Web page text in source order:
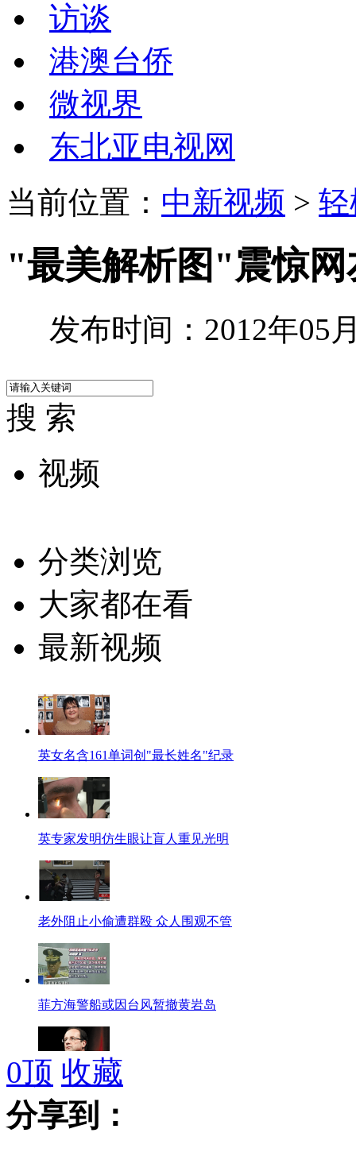
访谈
港澳台侨
微视界
东北亚电视网
当前位置： 中新视频 >
"最美解析图"震惊网
发布时间：2012年05
搜 索
视频
分类浏览
大家都在看
最新视频
英女名含161单词创"最长姓名"纪录
英专家发明仿生眼让盲人重见光明
老外阻止小偷遭群殴 众人围观不管
菲方海警船或因台风暂撤黄岩岛
奥朗德当选新总统牵动欧洲政治神经
0顶 收藏
分享到：